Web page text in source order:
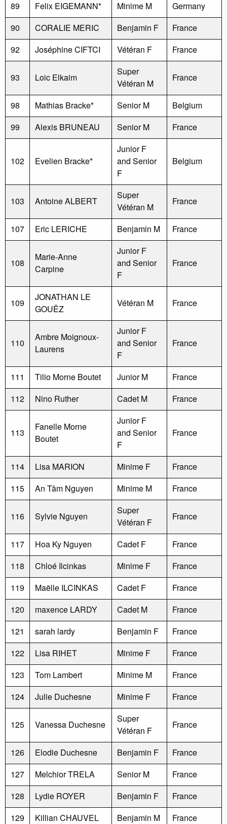
89 Felix EIGEMANN* Minime M
Germany
90
CORALIE MERIC Benjamin F
France
92
Joséphine CIFTCI Vétéran F France
93 Loic Elkaim
Super
Vétéran M
France
98 Mathias Bracke* Senior M
Belgium
99
Alexis BRUNEAU Senior M France
102 Evelien Bracke*
Junior F
and Senior
F
Belgium
103 Antoine ALBERT
Super
Vétéran M
France
107 Eric LERICHE Benjamin M France
108
Marie-Anne
Carpine
Junior F
and Senior
F
France
109
JONATHAN LE
GOUËZ
Vétéran M France
110
Ambre Moignoux-
Laurens
Junior F
and Senior
F
France
111 Tilio Morne Boutet Junior M
France
112
Nino Ruther Cadet M France
113
Fanelle Morne
Boutet
Junior F
and Senior
F
France
114 Lisa MARION Minime F
France
115
An Tâm Nguyen Minime M France
116 Sylvie Nguyen
Super
Vétéran F
France
117 Hoa Ky Nguyen Cadet F
France
118
Chloé Ilcinkas Minime F
France
119
Maëlle ILCINKAS Cadet F
France
120
maxence LARDY Cadet M
France
121
sarah lardy Benjamin F
France
122
Lisa RIHET Minime F
France
123
Tom Lambert Minime M
France
124
Julie Duchesne Minime F France
125 Vanessa Duchesne
Super
Vétéran F
France
126 Elodie Duchesne Benjamin F
France
127
Melchior TRELA Senior M
France
128
Lydie ROYER Benjamin F
France
129
Killian CHAUVEL Benjamin M
France